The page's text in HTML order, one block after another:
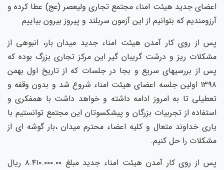
اعضای جدید هیئت امناء مجتمع تجاری ولیعصر (عج) عطا کرده و
آرزومندیم که بتوانیم از این آزمون سربلند و پیروز بیرون بیاییم
پس از روی کار آمدن هیئت امناء جدید میدان بار، انبوهی از
مشکلات ریز و درشت گریبان گیر این مرکز تجاری بزرگ بوده که
پس از بررسیهای سریع و بجا در جلسات که از تاریخ اول بهمن
۱۳۹۸ اولین جلسه اعضای هیئت امناء شروع شد و بدون وقفه و
تعطیلی تا به امروز ادامه داشته و خواهد داشت با همفکری و
استفاده از تجربیات بزرگان و پیشکسوتان این مجتمع توانستیم با
یاری خداوند متعال و کلیه اعضاء محترم میدان ،بار گوشه ای از
مشکلات را حل کنیم.
پس از روی کار آمدن هیئت امناء جدید مبلغ ۸.۴۱۰.۰۰۰.۰۰ ریال